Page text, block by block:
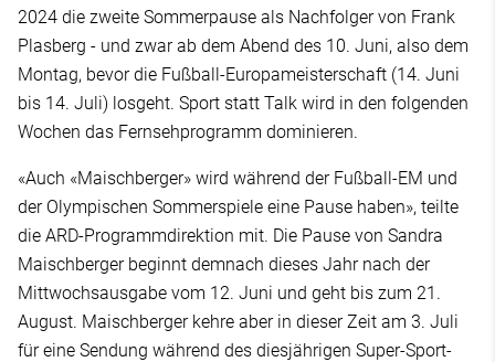
2024 die zweite Sommerpause als Nachfolger von Frank
Plasberg - und zwar ab dem Abend des 10. Juni, also dem
Montag, bevor die Fußball-Europameisterschaft (14. Juni
bis 14. Juli) losgeht. Sport statt Talk wird in den folgenden
Wochen das Fernsehprogramm dominieren.
«Auch «Maischberger» wird während der Fußball-EM und
der Olympischen Sommerspiele eine Pause haben», teilte
die ARD-Programmdirektion mit. Die Pause von Sandra
Maischberger beginnt demnach dieses Jahr nach der
Mittwochsausgabe vom 12. Juni und geht bis zum 21.
August. Maischberger kehre aber in dieser Zeit am 3. Juli
für eine Sendung während des diesjährigen Super-Sport-